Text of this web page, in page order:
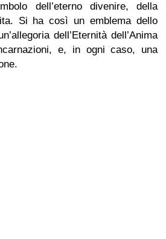
dell’eterno divenire, della
Si ha così un emblema dello
dell’Eternità dell’Anima
e, in ogni caso, una